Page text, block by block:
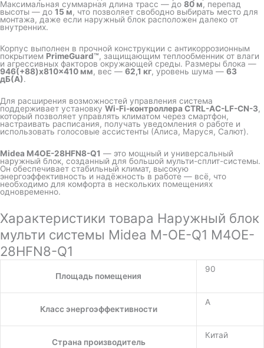
Максимальная суммарная длина трасс — до 80 м, перепад
высоты — до 15 м, что позволяет свободно выбирать место для
монтажа, даже если наружный блок расположен далеко от
внутренних.
Корпус выполнен в прочной конструкции с антикоррозионным
покрытием PrimeGuard™, защищающим теплообменник от влаги
и агрессивных факторов окружающей среды. Размеры блока —
946(+88)х810×410 мм, вес — 62,1 кг, уровень шума — 63
дБ(А).
Для расширения возможностей управления система
поддерживает установку Wi-Fi-контроллера CTRL-AC-LF-CN-3,
который позволяет управлять климатом через смартфон,
настраивать расписания, получать уведомления о работе и
использовать голосовые ассистенты (Алиса, Маруся, Салют).
Midea M4OE-28HFN8-Q1 — это мощный и универсальный
наружный блок, созданный для большой мульти-сплит-системы.
Он обеспечивает стабильный климат, высокую
энергоэффективность и надёжность в работе — всё, что
необходимо для комфорта в нескольких помещениях
одновременно.
Характеристики товара Наружный блок
мульти системы Midea M-OE-Q1 M4OE-
28HFN8-Q1
Площадь помещения
90
Класс энергоэффективности
A
Страна производитель
Китай